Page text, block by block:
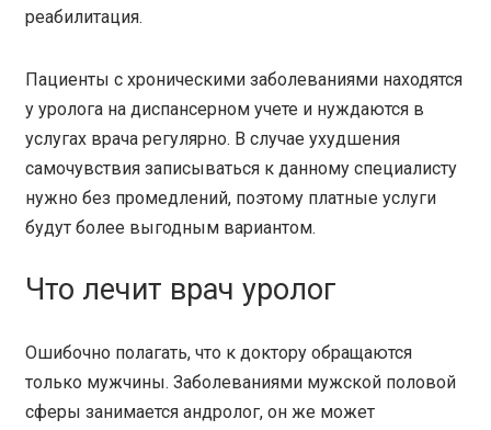
реабилитация.
Пациенты с хроническими заболеваниями находятся
у уролога на диспансерном учете и нуждаются в
услугах врача регулярно. В случае ухудшения
самочувствия записываться к данному специалисту
нужно без промедлений, поэтому платные услуги
будут более выгодным вариантом.
Что лечит врач уролог
Ошибочно полагать, что к доктору обращаются
только мужчины. Заболеваниями мужской половой
сферы занимается андролог, он же может